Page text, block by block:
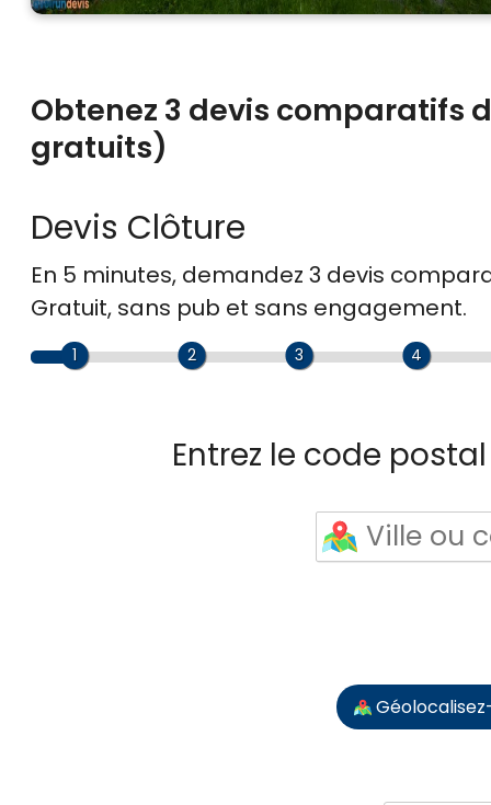
Obtenez 3 devis comparatifs
gratuits)
Devis Clôture
En 5 minutes, demandez 3 devis
Gratuit, sans pub et sans engagement.
1 2 3 4
Entrez le code